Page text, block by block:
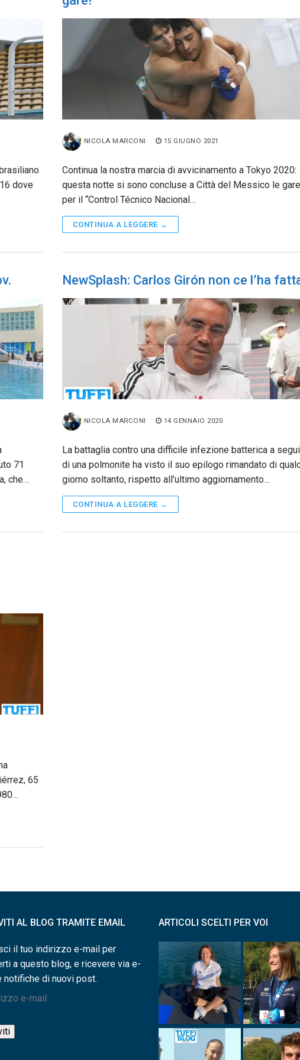
dove
NICOLA MARCONI 15 GIUGNO 2021
Continua la nostra marcia di avvicinamento a Tokyo 2020:
questa notte si sono concluse a Città del Messico le gare
per il “Control Técnico Nacional…
CONTINUA A LEGGERE →
71
che…
NewSplash: Carlos Girón non ce l’ha
NICOLA MARCONI 14 GENNAIO 2020
La battaglia contro una difficile infezione batterica a
di una polmonite ha visto il suo epilogo rimandato di
giorno soltanto, rispetto all’ultimo aggiornamento…
CONTINUA A LEGGERE →
65
AL BLOG TRAMITE EMAIL
il tuo indirizzo e-mail per
a questo blog, e ricevere via e-
notifiche di nuovi post.
ARTICOLI SCELTI PER VOI